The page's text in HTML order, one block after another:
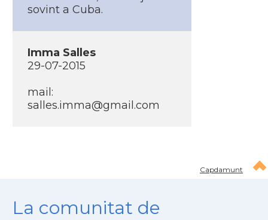
sovint a Cuba.
Imma Salles
29-07-2015
mail:
salles.imma@gmail.com
Capdamunt
La comunitat de